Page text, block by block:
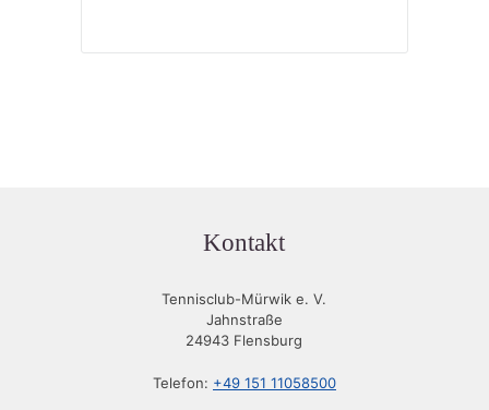
Kontakt
Tennisclub-Mürwik e. V.
Jahnstraße
24943 Flensburg
Telefon: +49 151 11058500